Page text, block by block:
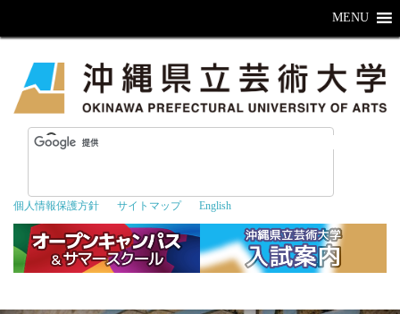
個人情報保護方針 サイトマップ English
MENU